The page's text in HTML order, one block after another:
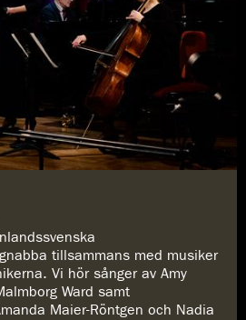
tillsammans med musiker
Vi hör sånger av Amy
Ward samt
Maier-Röntgen och Nadia